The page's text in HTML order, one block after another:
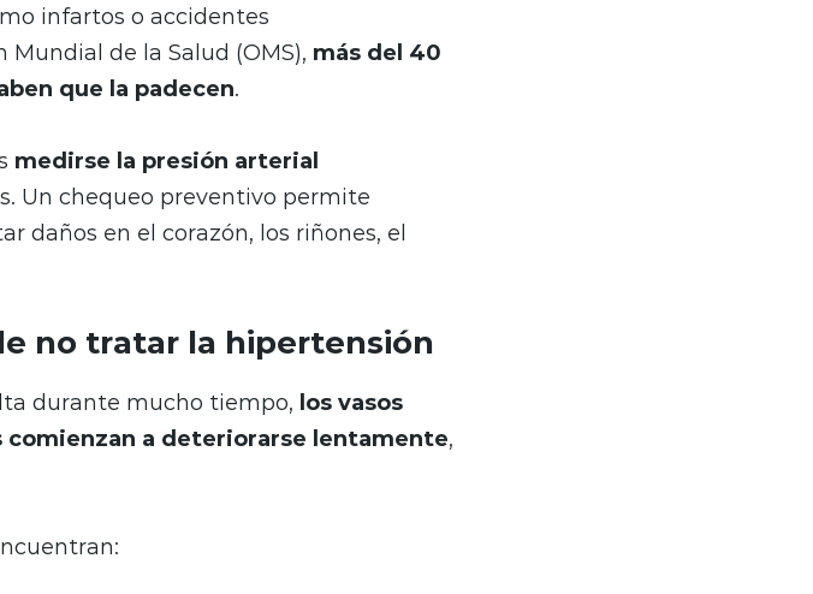
infartos o accidentes
de la Salud (OMS), más del 40
que la padecen.
medirse la presión arterial
Un chequeo preventivo permite
daños en el corazón, los riñones, el
no tratar la hipertensión
durante mucho tiempo, los vasos
comienzan a deteriorarse lentamente,